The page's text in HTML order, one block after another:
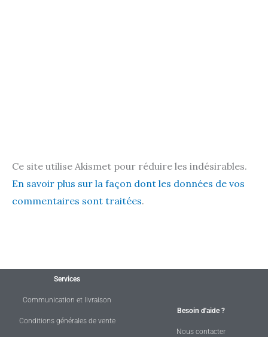
Ce site utilise Akismet pour réduire les indésirables.
En savoir plus sur la façon dont les données de vos
commentaires sont traitées.
Services
Communication et livraison
Conditions générales de vente
Besoin d'aide ?
Nous contacter